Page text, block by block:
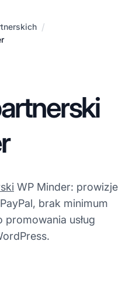
/
WP Minder: prowizje
brak minimum
usług